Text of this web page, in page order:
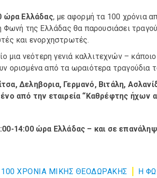
ώρα Ελλάδας, με αφορμή τα 100 χρόνια
της Ελλάδας θα παρουσιάσει
και ενορχηστρωτές.
μια νεότερη γενιά καλλιτεχνών –
ορισμένα από τα ωραιότερα τραγούδια
Δεληβορια, Γερμανό, Βιτάλη,
από την εταιρεία “Καθρέφτης ήχων
14:00 ώρα Ελλάδας – και σε
100 ΧΡΟΝΙΑ ΜΙΚΗΣ ΘΕΟΔΩΡΑΚΗΣ
Η